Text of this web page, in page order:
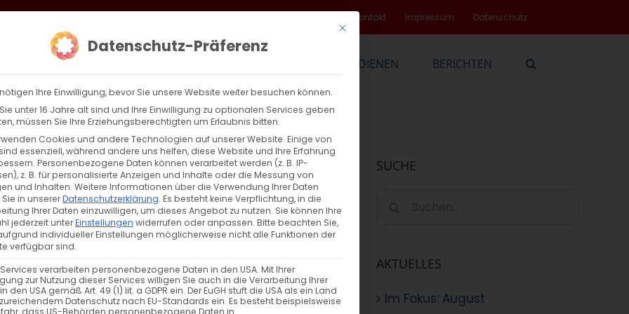
Kontakt Impressum Datenschutz
DIENEN BERICHTEN
Zurück Vor
Stuttgart 2024
SUCHE
AKTUELLES
Im Fokus: August
Mit diesem Button wird der Dialog geschlossen. Seine
Datenschutz-Präferenz
Ihre Einwilligung, bevor Sie unsere Website weiter besuchen können.
unter 16 Jahre alt sind und Ihre Einwilligung zu optionalen Services geben
müssen Sie Ihre Erziehungsberechtigten um Erlaubnis bitten.
Cookies und andere Technologien auf unserer Website. Einige von
essenziell, während andere uns helfen, diese Website und Ihre Erfahrung
Personenbezogene Daten können verarbeitet werden (z. B. IP-
z. B. für personalisierte Anzeigen und Inhalte oder die Messung von
und Inhalten. Weitere Informationen über die Verwendung Ihrer Daten
in unsererDatenschutzerklärung. Es besteht keine Verpflichtung, in die
Ihrer Daten einzuwilligen, um dieses Angebot zu nutzen. Sie können Ihre
jederzeit unterEinstellungen widerrufen oder anpassen. Bitte beachten Sie,
individueller Einstellungen möglicherweise nicht alle Funktionen der
verfügbar sind.
verarbeiten personenbezogene Daten in den USA. Mit Ihrer
zur Nutzung dieser Services willigen Sie auch in die Verarbeitung Ihrer
den USA gemäß Art. 49 (1) lit. a GDPR ein. Der EuGH stuft die USA als ein Land
Datenschutz nach EU-Standards ein. Es besteht beispielsweise
dass US-Behörden personenbezogene Daten in